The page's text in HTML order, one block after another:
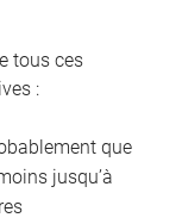
tous ces
:
que
jusqu’à